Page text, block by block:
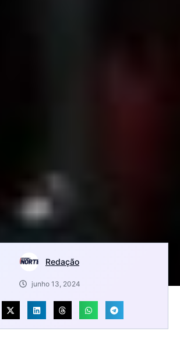
Redação
junho 13, 2024